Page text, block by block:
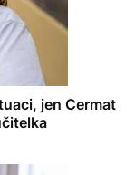
jen Cermat